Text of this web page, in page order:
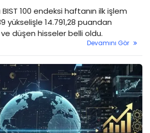
100 endeksi haftanın ilk işlem
yükselişle 14.791,28 puandan
düşen hisseler belli oldu.
Devamını Gör